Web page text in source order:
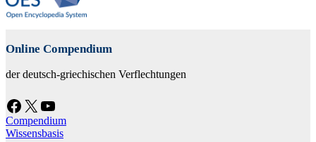
Online Compendium
der deutsch-griechischen Verflechtungen
Facebook X YouTube
Compendium
Wissensbasis